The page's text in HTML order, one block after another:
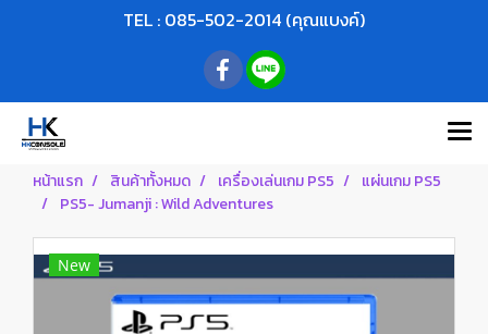
TEL : 085-502-2014 (คุณแบงค์)
หน้าแรก สินค้าทั้งหมด เครื่องเล่นเกม PS5
แผ่นเกม PS5
PS5- Jumanji : Wild Adventures
New